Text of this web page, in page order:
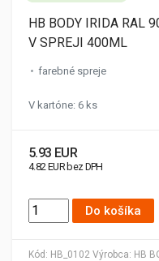
Kód: HB_0102 Výrobca: HB
HB BODY IRIDA RAL
V SPREJI 400ML
farebné spreje
V kartóne: 6 ks
5.93 EUR
4.82 EUR bez DPH
Do košíka